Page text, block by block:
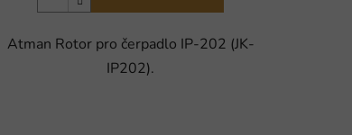
Atman Rotor pro čerpadlo IP-202 (JK-
IP202).